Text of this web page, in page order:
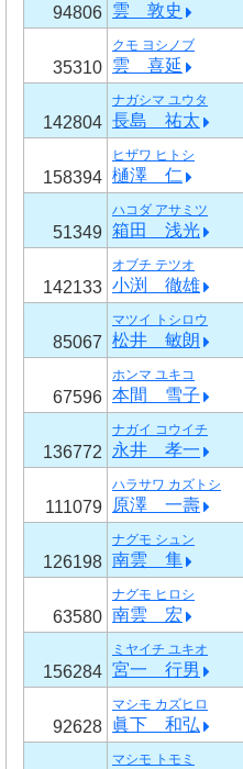
94806 雲 敦史
35310
クモ ヨシノブ
雲 喜延
142804
ナガシマ ユウタ
長島 祐太
158394
ヒザワ ヒトシ
樋澤 仁
51349
ハコダ アサミツ
箱田 浅光
142133
オブチ テツオ
小渕 徹雄
85067
マツイ トシロウ
松井 敏朗
67596
ホンマ ユキコ
本間 雪子
136772
ナガイ コウイチ
永井 孝一
111079
ハラサワ カズトシ
原澤 一壽
126198
ナグモ シュン
南雲 隼
63580
ナグモ ヒロシ
南雲 宏
156284
ミヤイチ ユキオ
宮一 行男
92628
マシモ カズヒロ
眞下 和弘
マシモ トモミ